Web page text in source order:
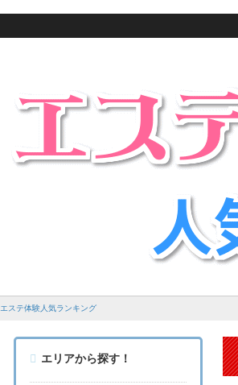
エステ体験人気ランキング
エリアから探す！